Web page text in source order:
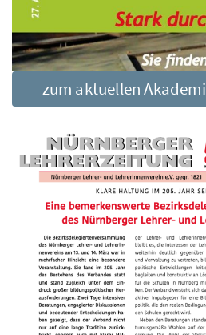
zum aktuellen